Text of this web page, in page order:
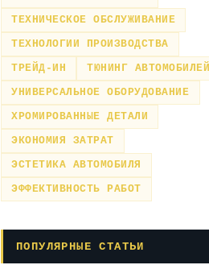
ТЕХНИЧЕСКОЕ ОБСЛУЖИВАНИЕ
ТЕХНОЛОГИИ ПРОИЗВОДСТВА
ТРЕЙД-ИН
ТЮНИНГ АВТОМОБИЛЕЙ
УНИВЕРСАЛЬНОЕ ОБОРУДОВАНИЕ
ХРОМИРОВАННЫЕ ДЕТАЛИ
ЭКОНОМИЯ ЗАТРАТ
ЭСТЕТИКА АВТОМОБИЛЯ
ЭФФЕКТИВНОСТЬ РАБОТ
ПОПУЛЯРНЫЕ СТАТЬИ